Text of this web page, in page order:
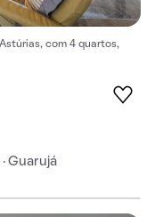
com 4 quartos,
Guarujá